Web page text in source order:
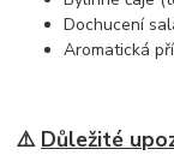
Dochucení
Aromatická
⚠️ Důležité